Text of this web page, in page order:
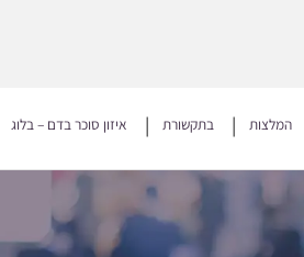
המלצות בתקשורת איזון סוכר בדם – בלוג